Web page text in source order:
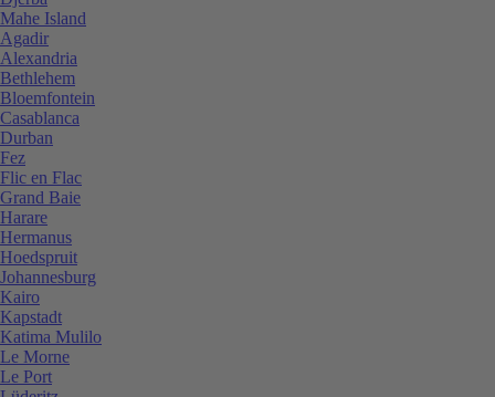
Mahe Island
Agadir
Alexandria
Bethlehem
Bloemfontein
Casablanca
Durban
Fez
Flic en Flac
Grand Baie
Harare
Hermanus
Hoedspruit
Johannesburg
Kairo
Kapstadt
Katima Mulilo
Le Morne
Le Port